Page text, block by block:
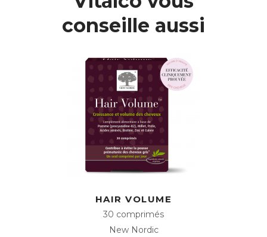
conseille aussi
HAIR VOLUME
30 comprimés
New Nordic